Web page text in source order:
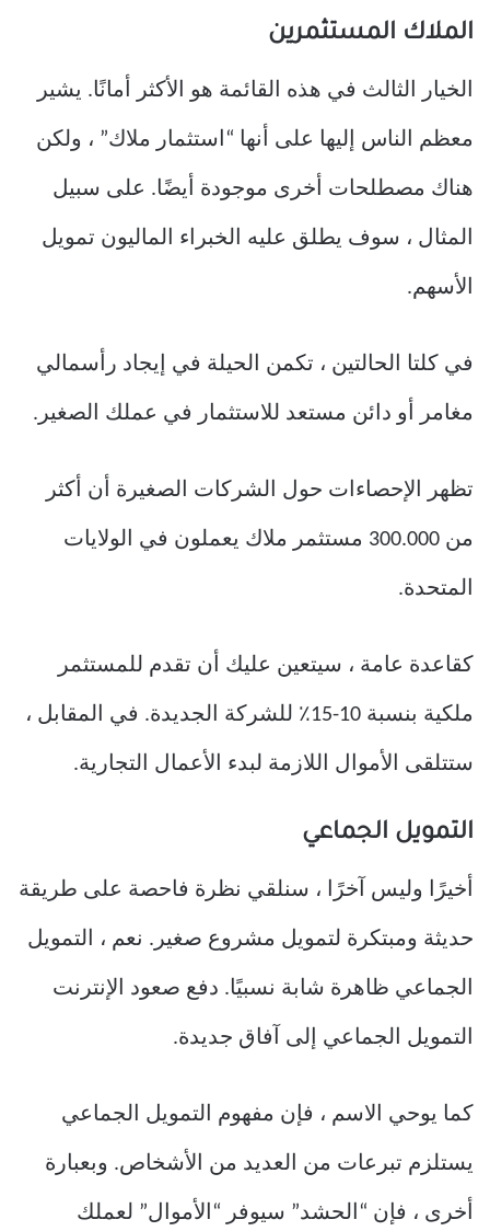
الملاك المستثمرين
الخيار الثالث في هذه القائمة هو الأكثر أمانًا. يشير
معظم الناس إليها على أنها “استثمار ملاك” ، ولكن
هناك مصطلحات أخرى موجودة أيضًا. على سبيل
المثال ، سوف يطلق عليه الخبراء الماليون تمويل
الأسهم.
في كلتا الحالتين ، تكمن الحيلة في إيجاد رأسمالي
مغامر أو دائن مستعد للاستثمار في عملك الصغير.
تظهر الإحصاءات حول الشركات الصغيرة أن أكثر
من 300.000 مستثمر ملاك يعملون في الولايات
المتحدة.
كقاعدة عامة ، سيتعين عليك أن تقدم للمستثمر
ملكية بنسبة 10-15٪ للشركة الجديدة. في المقابل ،
ستتلقى الأموال اللازمة لبدء الأعمال التجارية.
التمويل الجماعي
أخيرًا وليس آخرًا ، سنلقي نظرة فاحصة على طريقة
حديثة ومبتكرة لتمويل مشروع صغير. نعم ، التمويل
الجماعي ظاهرة شابة نسبيًا. دفع صعود الإنترنت
التمويل الجماعي إلى آفاق جديدة.
كما يوحي الاسم ، فإن مفهوم التمويل الجماعي
يستلزم تبرعات من العديد من الأشخاص. وبعبارة
أخرى ، فإن “الحشد” سيوفر “الأموال” لعملك